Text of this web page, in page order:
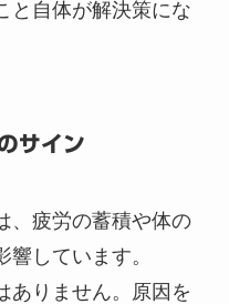
と自体が解決策にな
サイン
、疲労の蓄積や体の
しています。
ありません。原因を